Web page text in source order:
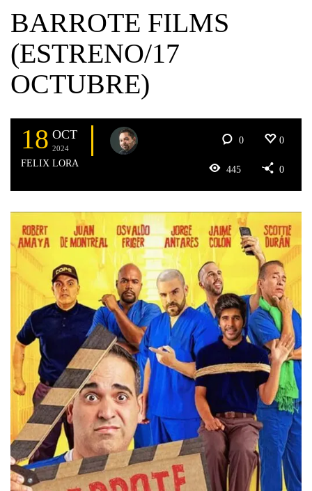
BARROTE FILMS
(ESTRENO/17
OCTUBRE)
18 OCT
2024
FELIX LORA
0 0
445 0